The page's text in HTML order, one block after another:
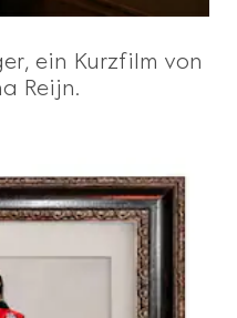
ein Kurzfilm von
Reijn.